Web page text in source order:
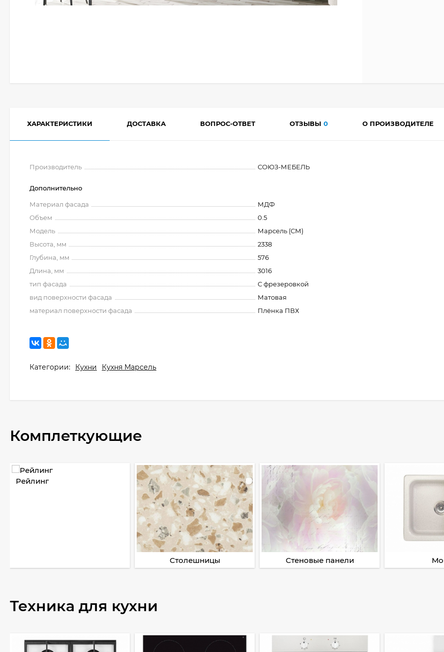
ХАРАКТЕРИСТИКИ ДОСТАВКА ВОПРОС-ОТВЕТ ОТЗЫВЫ 0 О ПРОИЗВОДИТЕЛЕ
Производитель СОЮЗ-МЕБЕЛЬ
Дополнительно
Материал фасада
МДФ
Объем
0.5
Модель
Марсель (СМ)
Высота, мм
2338
Глубина, мм
576
Длина, мм
3016
тип фасада
С фрезеровкой
вид поверхности фасада
Матовая
материал поверхности фасада
Плёнка ПВХ
Категории: Кухни Кухня Марсель
Комплеткующие
Рейлинг
Столешницы Стеновые панели
Техника для кухни